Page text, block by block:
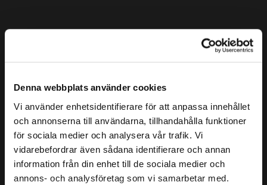
Denna webbplats använder cookies
Vi använder enhetsidentifierare för att anpassa innehållet
och annonserna till användarna, tillhandahålla funktioner
för sociala medier och analysera vår trafik. Vi
vidarebefordrar även sådana identifierare och annan
information från din enhet till de sociala medier och
annons- och analysföretag som vi samarbetar med.
824 92 Hudiksvall
Telefon:+46 76 830 68 94
E-post:hudikbilteknik@gmail.com